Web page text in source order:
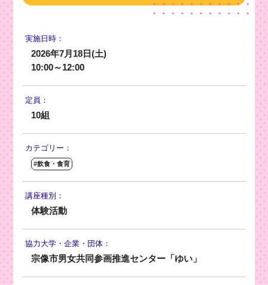
実施日時：
2026年7月18日(土)
10:00～12:00
定員：
10組
カテゴリー：
#飲食・食育
講座種別：
体験活動
協力大学・企業・団体：
宗像市男女共同参画推進センター「ゆい」